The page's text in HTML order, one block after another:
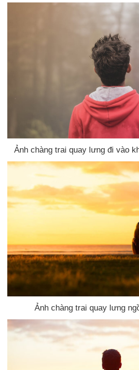
Ảnh chàng trai quay lưng đi vào
Ảnh chàng trai quay lưng